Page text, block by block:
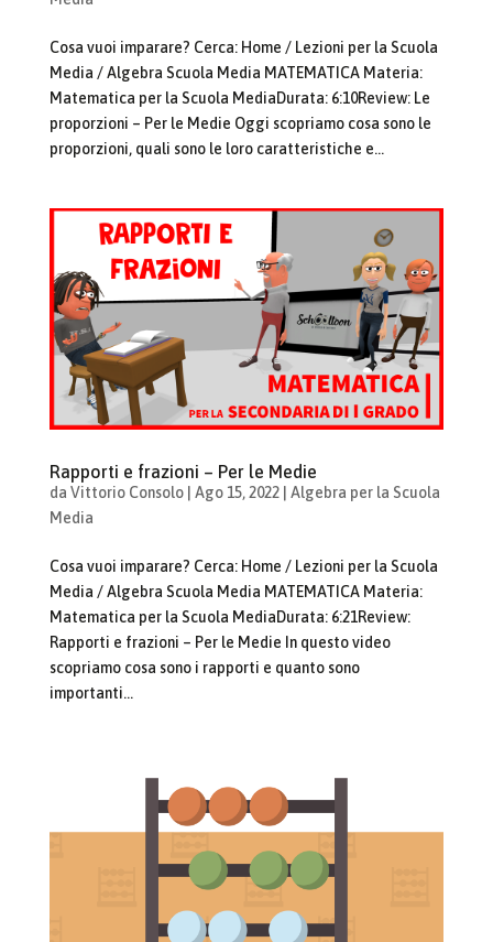
Cosa vuoi imparare? Cerca: Home / Lezioni per la Scuola
Media / Algebra Scuola Media MATEMATICA Materia:
Matematica per la Scuola MediaDurata: 6:10Review: Le
proporzioni – Per le Medie Oggi scopriamo cosa sono le
proporzioni, quali sono le loro caratteristiche e...
Rapporti e frazioni – Per le Medie
da Vittorio Consolo| Ago 15, 2022| Algebra per la Scuola
Media
Cosa vuoi imparare? Cerca: Home / Lezioni per la Scuola
Media / Algebra Scuola Media MATEMATICA Materia:
Matematica per la Scuola MediaDurata: 6:21Review:
Rapporti e frazioni – Per le Medie In questo video
scopriamo cosa sono i rapporti e quanto sono
importanti...